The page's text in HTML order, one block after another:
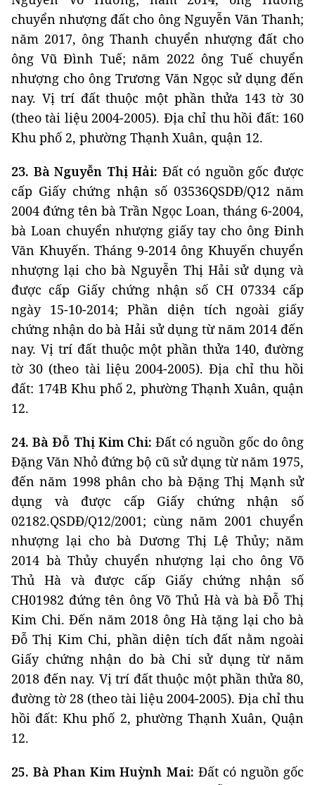
chuyển nhượng đất cho ông Nguyễn Văn Thanh;
năm 2017, ông Thanh chuyển nhượng đất cho
ông Vũ Đình Tuế; năm 2022 ông Tuế chuyển
nhượng cho ông Trương Văn Ngọc sử dụng đến
nay. Vị trí đất thuộc một phần thửa 143 tờ 30
(theo tài liệu 2004-2005). Địa chỉ thu hồi đất: 160
Khu phố 2, phường Thạnh Xuân, quận 12.
23. Bà Nguyễn Thị Hải: Đất có nguồn gốc được
cấp Giấy chứng nhận số 03536QSDĐ/Q12 năm
2004 đứng tên bà Trần Ngọc Loan, tháng 6-2004,
bà Loan chuyển nhượng giấy tay cho ông Đinh
Văn Khuyến. Tháng 9-2014 ông Khuyến chuyển
nhượng lại cho bà Nguyễn Thị Hải sử dụng và
được cấp Giấy chứng nhận số CH 07334 cấp
ngày 15-10-2014; Phần diện tích ngoài giấy
chứng nhận do bà Hải sử dụng từ năm 2014 đến
nay. Vị trí đất thuộc một phần thửa 140, đường
tờ 30 (theo tài liệu 2004-2005). Địa chỉ thu hồi
đất: 174B Khu phố 2, phường Thạnh Xuân, quận
12.
24. Bà Đỗ Thị Kim Chi:Đất có nguồn gốc do ông
Đặng Văn Nhỏ đứng bộ cũ sử dụng từ năm 1975,
đến năm 1998 phân cho bà Đặng Thị Mạnh sử
dụng và được cấp Giấy chứng nhận số
02182.QSDĐ/Q12/2001; cùng năm 2001 chuyển
nhượng lại cho bà Dương Thị Lệ Thủy; năm
2014 bà Thủy chuyển nhượng lại cho ông Võ
Thủ Hà và được cấp Giấy chứng nhận số
CH01982 đứng tên ông Võ Thủ Hà và bà Đỗ Thị
Kim Chi. Đến năm 2018 ông Hà tặng lại cho bà
Đỗ Thị Kim Chi, phần diện tích đất nằm ngoài
Giấy chứng nhận do bà Chi sử dụng từ năm
2018 đến nay. Vị trí đất thuộc một phần thửa 80,
đường tờ 28 (theo tài liệu 2004-2005). Địa chỉ thu
hồi đất: Khu phố 2, phường Thạnh Xuân, Quận
12.
25. Bà Phan Kim Huỳnh Mai: Đất có nguồn gốc